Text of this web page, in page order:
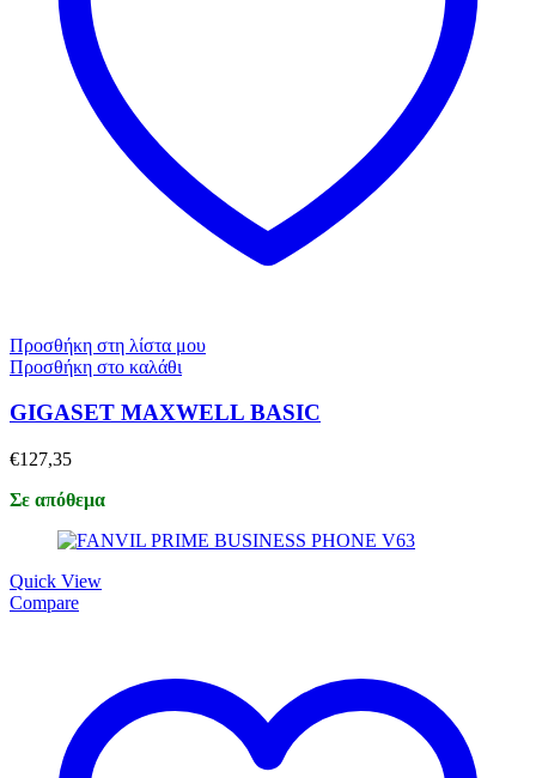
Προσθήκη στη λίστα μου
Προσθήκη στο καλάθι
GIGASET MAXWELL BASIC
€127,35
Σε απόθεμα
Quick View
Compare